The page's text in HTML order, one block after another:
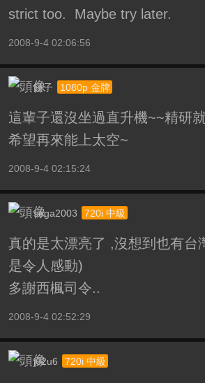
strict too. Maybe try later.
2008-9-4 02:06:56
餃子 1080p 金牌
這輩子還沒坐過直升機~~精研
希望再來能上太空~
2008-9-4 02:15:24
sega2003 720i 中級
真的是太漂亮了 ,沒想到也有台
是令人感動)
多謝西楓司令..
2008-9-4 02:52:29
j62u6 720i 中級